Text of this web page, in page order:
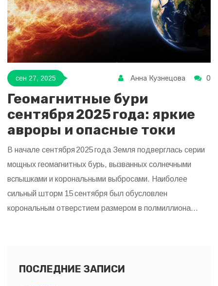
сен 27, 2025 Анна Кузнецова 0
Геомагнитные бури
сентября 2025 года: яркие
авроры и опасные токи
В начале сентября 2025 года Земля подверглась серии
мощных геомагнитных бурь, вызванных солнечными
вспышками и корональными выбросами. Наиболее
сильный шторм 15 сентября был обусловлен
корональным отверстием размером в полмиллиона
Каррингтонским событием 1859 года. Наблюдения
ПОСЛЕДНИЕ ЗАПИСИ